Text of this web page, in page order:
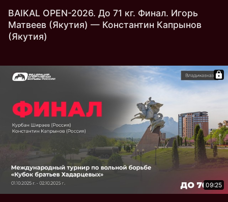
BAIKAL OPEN-2026. До 71 кг. Финал. Игорь
Матвеев (Якутия) — Константин Капрынов
(Якутия)
09:25